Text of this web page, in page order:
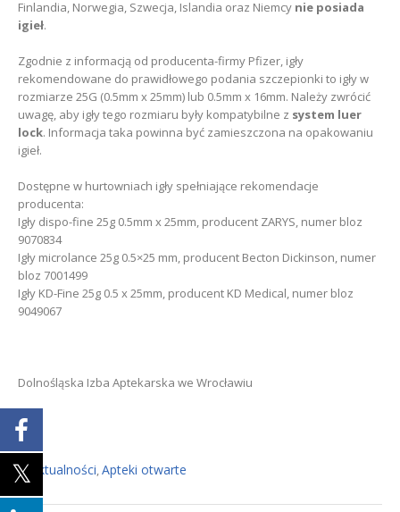
Finlandia, Norwegia, Szwecja, Islandia oraz Niemcy nie posiada
igieł.
Zgodnie z informacją od producenta-firmy Pfizer, igły
rekomendowane do prawidłowego podania szczepionki to igły w
rozmiarze 25G (0.5mm x 25mm) lub 0.5mm x 16mm. Należy zwrócić
uwagę, aby igły tego rozmiaru były kompatybilne z system luer
lock. Informacja taka powinna być zamieszczona na opakowaniu
igieł.
Dostępne w hurtowniach igły spełniające rekomendacje
producenta:
Igły dispo-fine 25g 0.5mm x 25mm, producent ZARYS, numer bloz
9070834
Igły microlance 25g 0.5×25 mm, producent Becton Dickinson, numer
bloz 7001499
Igły KD-Fine 25g 0.5 x 25mm, producent KD Medical, numer bloz
9049067
Dolnośląska Izba Aptekarska we Wrocławiu
In Aktualności,Apteki otwarte